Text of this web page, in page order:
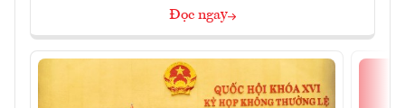
Đọc ngay